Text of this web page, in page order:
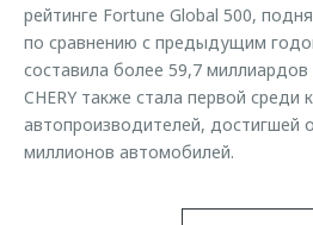
рейтинге Fortune Global 500,
по сравнению с предыдущим
составила более 59,7
CHERY также стала первой среди
автопроизводителей, достигшей
миллионов автомобилей.